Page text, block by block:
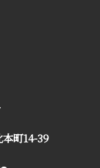
町14-39